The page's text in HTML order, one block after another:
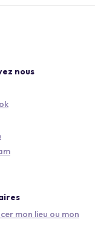
nous
mon lieu ou mon